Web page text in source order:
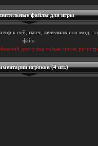
файлы для игры
к ней, патч, левелпакили мод -
файл.
доступна только после
игроков (4 шт.)